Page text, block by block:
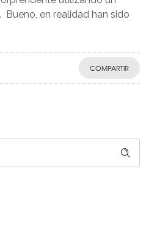
en realidad han sido
COMPARTIR